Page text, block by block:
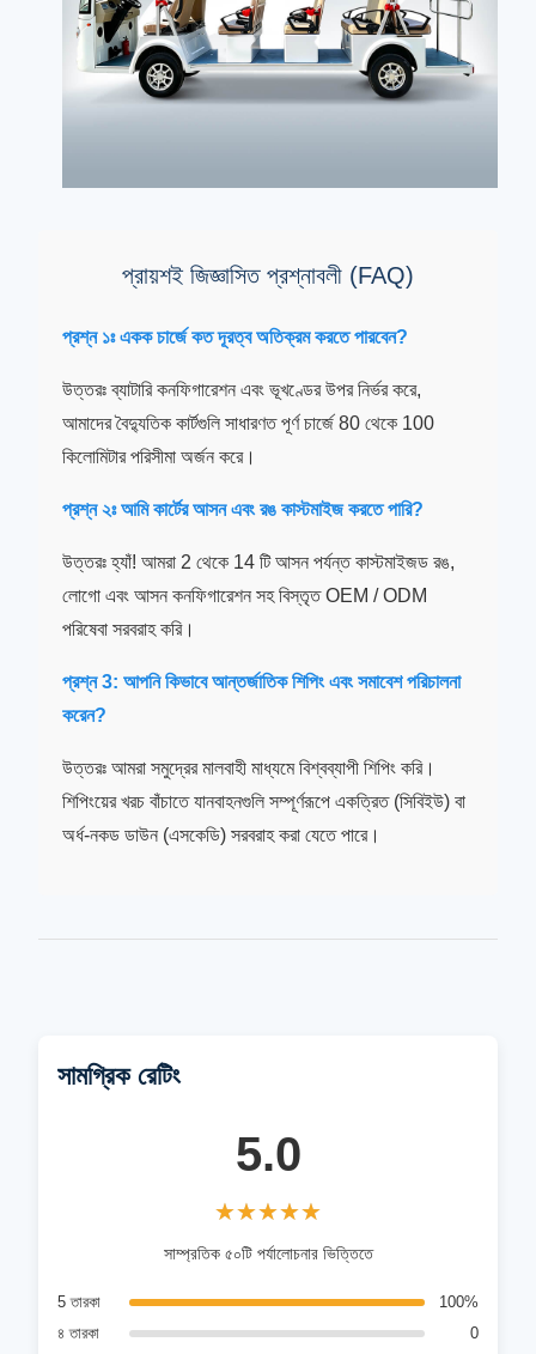
প্রায়শই জিজ্ঞাসিত প্রশ্নাবলী (FAQ)
প্রশ্ন ১ঃ একক চার্জে কত দূরত্ব অতিক্রম করতে পারবেন?
উত্তরঃ ব্যাটারি কনফিগারেশন এবং ভূখণ্ডের উপর নির্ভর করে,
আমাদের বৈদ্যুতিক কার্টগুলি সাধারণত পূর্ণ চার্জে 80 থেকে 100
কিলোমিটার পরিসীমা অর্জন করে।
প্রশ্ন ২ঃ আমি কার্টের আসন এবং রঙ কাস্টমাইজ করতে পারি?
উত্তরঃ হ্যাঁ! আমরা 2 থেকে 14 টি আসন পর্যন্ত কাস্টমাইজড রঙ,
লোগো এবং আসন কনফিগারেশন সহ বিস্তৃত OEM / ODM
পরিষেবা সরবরাহ করি।
প্রশ্ন 3: আপনি কিভাবে আন্তর্জাতিক শিপিং এবং সমাবেশ পরিচালনা
করেন?
উত্তরঃ আমরা সমুদ্রের মালবাহী মাধ্যমে বিশ্বব্যাপী শিপিং করি।
শিপিংয়ের খরচ বাঁচাতে যানবাহনগুলি সম্পূর্ণরূপে একত্রিত (সিবিইউ) বা
অর্ধ-নকড ডাউন (এসকেডি) সরবরাহ করা যেতে পারে।
সামগ্রিক রেটিং
5.0
★★★★★
★★★★★
সাম্প্রতিক ৫০টি পর্যালোচনার ভিত্তিতে
5 তারকা
100%
৪ তারকা
0